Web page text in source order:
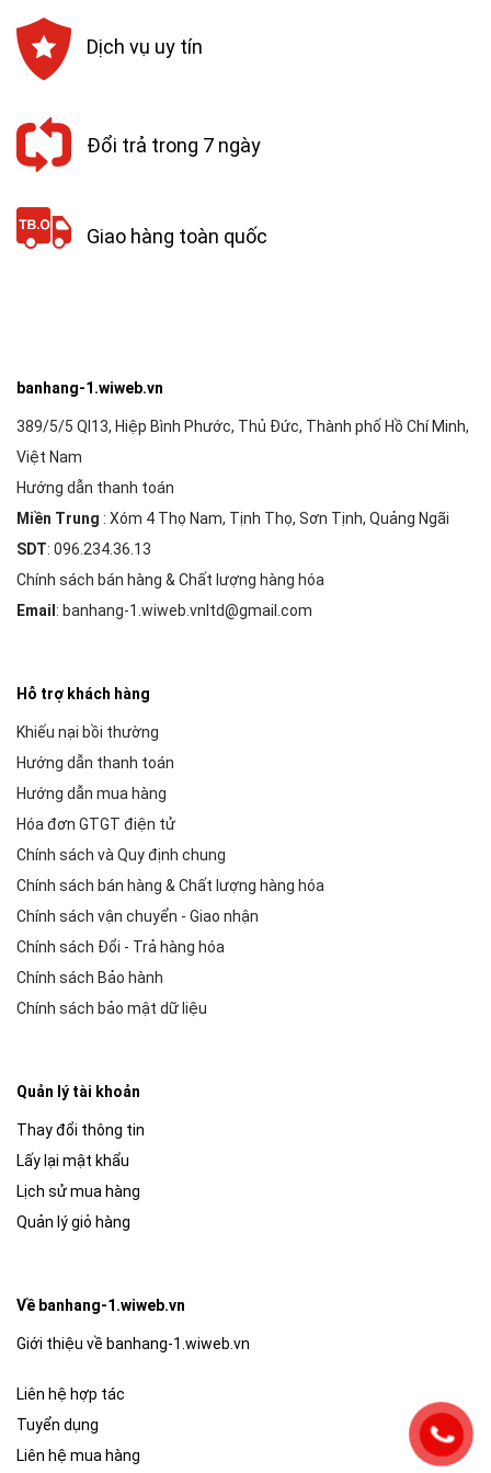
Dịch vụ uy tín
Đổi trả trong 7 ngày
Giao hàng toàn quốc
banhang-1.wiweb.vn
389/5/5 Ql13, Hiệp Bình Phước, Thủ Đức, Thành phố Hồ Chí Minh,
Việt Nam
Hướng dẫn thanh toán
Miền Trung : Xóm 4 Thọ Nam, Tịnh Thọ, Sơn Tịnh, Quảng Ngãi
SDT: 096.234.36.13
Chính sách bán hàng & Chất lượng hàng hóa
Email: banhang-1.wiweb.vnltd@gmail.com
Hỗ trợ khách hàng
Khiếu nại bồi thường
Hướng dẫn thanh toán
Hướng dẫn mua hàng
Hóa đơn GTGT điện tử
Chính sách và Quy định chung
Chính sách bán hàng & Chất lượng hàng hóa
Chính sách vận chuyển - Giao nhận
Chính sách Đổi - Trả hàng hóa
Chính sách Bảo hành
Chính sách bảo mật dữ liệu
Quản lý tài khoản
Thay đổi thông tin
Lấy lại mật khẩu
Lịch sử mua hàng
Quản lý giỏ hàng
Về banhang-1.wiweb.vn
Giới thiệu về banhang-1.wiweb.vn
Liên hệ hợp tác
Tuyển dụng
Liên hệ mua hàng